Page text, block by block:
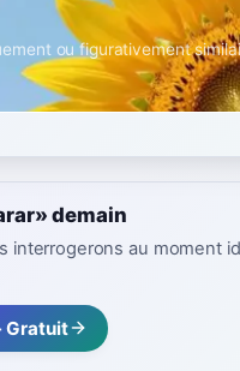
ou figurativement
demain
interrogerons au moment
Gratuit